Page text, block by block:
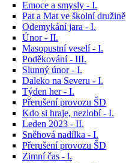
Emoce a smysly - I.
Pat a Mat ve školní družině
Odemykání jara - I.
Únor - II.
Masopustní veselí - I.
Poděkování - III.
Slunný únor - I.
Daleko na Severu - I.
Týden her - I.
Přerušení provozu ŠD
Kdo si hraje, nezlobí - I.
Leden 2023 - II.
Sněhová nadílka - I.
Přerušení provozu ŠD
Zimní čas - l.